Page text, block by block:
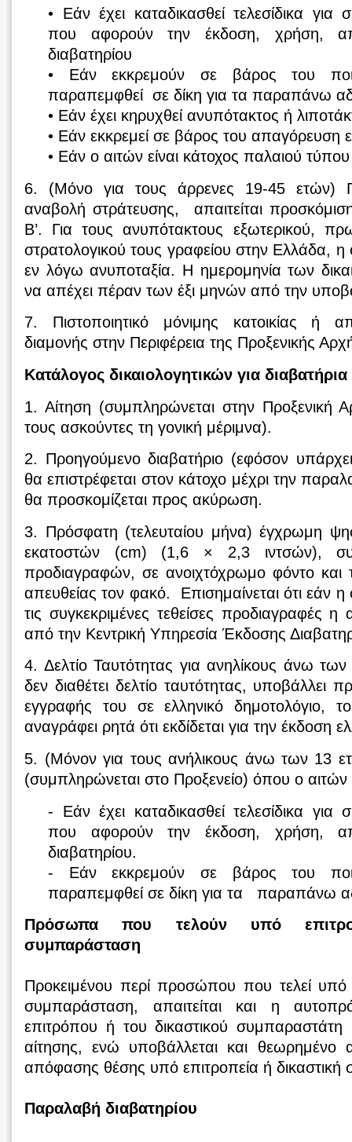
• Εάν έχει καταδικασθεί τελεσίδικα για
που αφορούν την έκδοση, χρήση,
διαβατηρίου
• Εάν εκκρεμούν σε βάρος του
παραπεμφθεί σε δίκη για τα παραπάνω
• Εάν έχει κηρυχθεί ανυπότακτος ή
• Εάν εκκρεμεί σε βάρος του απαγόρευση
• Εάν ο αιτών είναι κάτοχος παλαιού
6. (Μόνο για τους άρρενες 19-45 ετών)
αναβολή στράτευσης, απαιτείται
Β’. Για τους ανυπότακτους εξωτερικού,
στρατολογικού τους γραφείου στην Ελλάδα, η
εν λόγω ανυποταξία. Η ημερομηνία των
να απέχει πέραν των έξι μηνών από την
7. Πιστοποιητικό μόνιμης κατοικίας ή
διαμονής στην Περιφέρεια της Προξενικής
Κατάλογος δικαιολογητικών για
1. Αίτηση (συμπληρώνεται στην Προξενική
τους ασκούντες τη γονική μέριμνα).
2. Προηγούμενο διαβατήριο (εφόσον
θα επιστρέφεται στον κάτοχο μέχρι την
θα προσκομίζεται προς ακύρωση.
3. Πρόσφατη (τελευταίου μήνα) έγχρωμη
εκατοστών (cm) (1,6 × 2,3 ιντσών),
προδιαγραφών, σε ανοιχτόχρωμο φόντο και
απευθείας τον φακό. Επισημαίνεται ότι εάν
τις συγκεκριμένες τεθείσες προδιαγραφές η
από την Κεντρική Υπηρεσία Έκδοσης
4. Δελτίο Ταυτότητας για ανηλίκους άνω
δεν διαθέτει δελτίο ταυτότητας, υποβάλλει
εγγραφής του σε ελληνικό δημοτολόγιο,
αναγράφει ρητά ότι εκδίδεται για την έκδοση
5. (Μόνον για τους ανήλικους άνω των 13
(συμπληρώνεται στο Προξενείο) όπου ο αιτών
- Εάν έχει καταδικασθεί τελεσίδικα για
που αφορούν την έκδοση, χρήση,
διαβατηρίου.
- Εάν εκκρεμούν σε βάρος του
παραπεμφθεί σε δίκη για τα παραπάνω
Πρόσωπα που τελούν υπό
συμπαράσταση
Προκειμένου περί προσώπου που τελεί υπό
συμπαράσταση, απαιτείται και η
επιτρόπου ή του δικαστικού
αίτησης, ενώ υποβάλλεται και θεωρημένο
απόφασης θέσης υπό επιτροπεία ή
Παραλαβή διαβατηρίου